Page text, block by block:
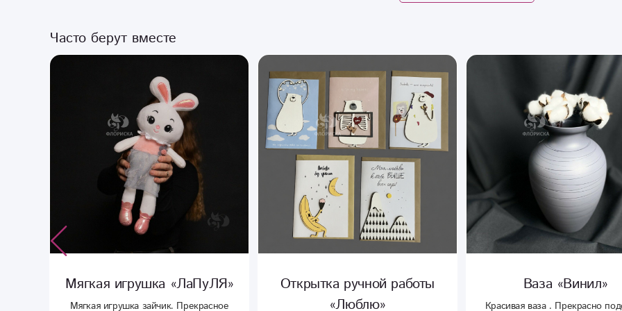
Часто берут вместе
«ЛаПуЛЯ»
зайчик. Прекрасное
Открытка ручной работы
«Люблю»
Ваза «Винил»
Красивая ваза . Прекрасно подойдет